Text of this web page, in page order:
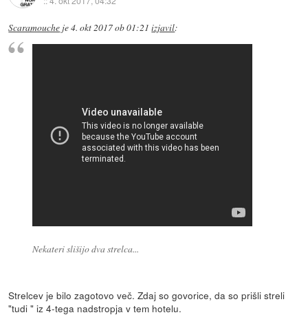
Scaramouche je4. okt 2017 ob 01:21 izjavil:
Nekateri slišijo dva strelca...
Strelcev je bilo zagotovo več. Zdaj so govorice, da so prišli streli
"tudi " iz 4-tega nadstropja v tem hotelu.